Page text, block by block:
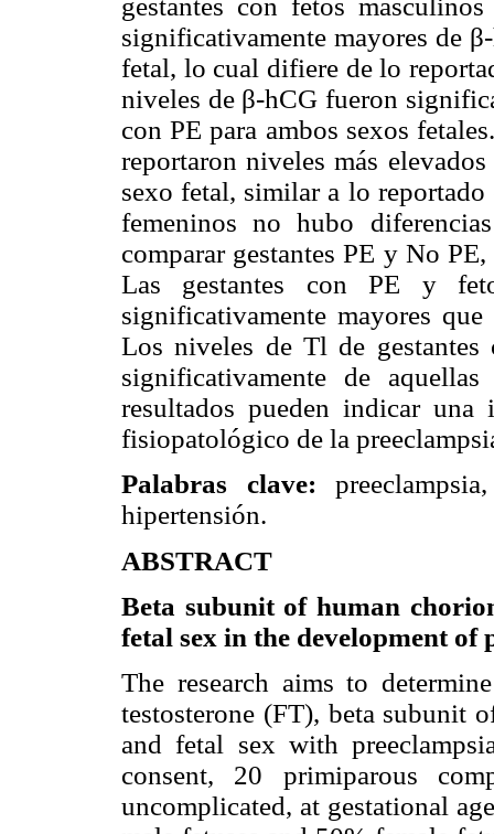
gestantes con fetos
significativamente mayores de
fetal, lo cual difiere de lo
niveles de β-hCG fueron
con PE para ambos sexos
reportaron niveles más
sexo fetal, similar a lo
femeninos no hubo
comparar gestantes PE y No
Las gestantes con PE y
significativamente mayores
Los niveles de Tl de
significativamente de
resultados pueden indicar una
fisiopatológico de la
Palabras clave:
hipertensión.
ABSTRACT
Beta subunit of human
fetal sex in the development of
The research aims to
testosterone (FT), beta subunit
and fetal sex with
consent, 20 primiparous
uncomplicated, at gestational